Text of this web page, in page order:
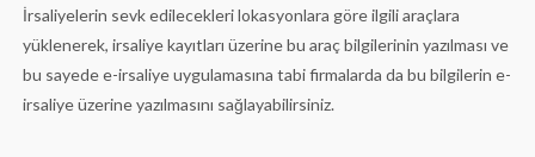
İrsaliyelerin sevk edilecekleri lokasyonlara göre ilgili araçlara
yüklenerek, irsaliye kayıtları üzerine bu araç bilgilerinin yazılması ve
bu sayede e-irsaliye uygulamasına tabi firmalarda da bu bilgilerin e-
irsaliye üzerine yazılmasını sağlayabilirsiniz.